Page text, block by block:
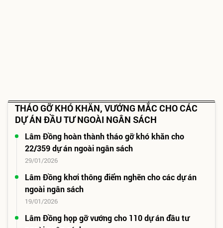
THÁO GỠ KHÓ KHĂN, VƯỚNG MẮC CHO CÁC
DỰ ÁN ĐẦU TƯ NGOÀI NGÂN SÁCH
Lâm Đồng hoàn thành tháo gỡ khó khăn cho
22/359 dự án ngoài ngân sách
29/01/2026
Lâm Đồng khơi thông điểm nghẽn cho các dự án
ngoài ngân sách
19/01/2026
Lâm Đồng họp gỡ vướng cho 110 dự án đầu tư